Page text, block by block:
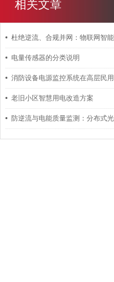
相关文章
电量传感器的分类说明
老旧小区智慧用电改造方案